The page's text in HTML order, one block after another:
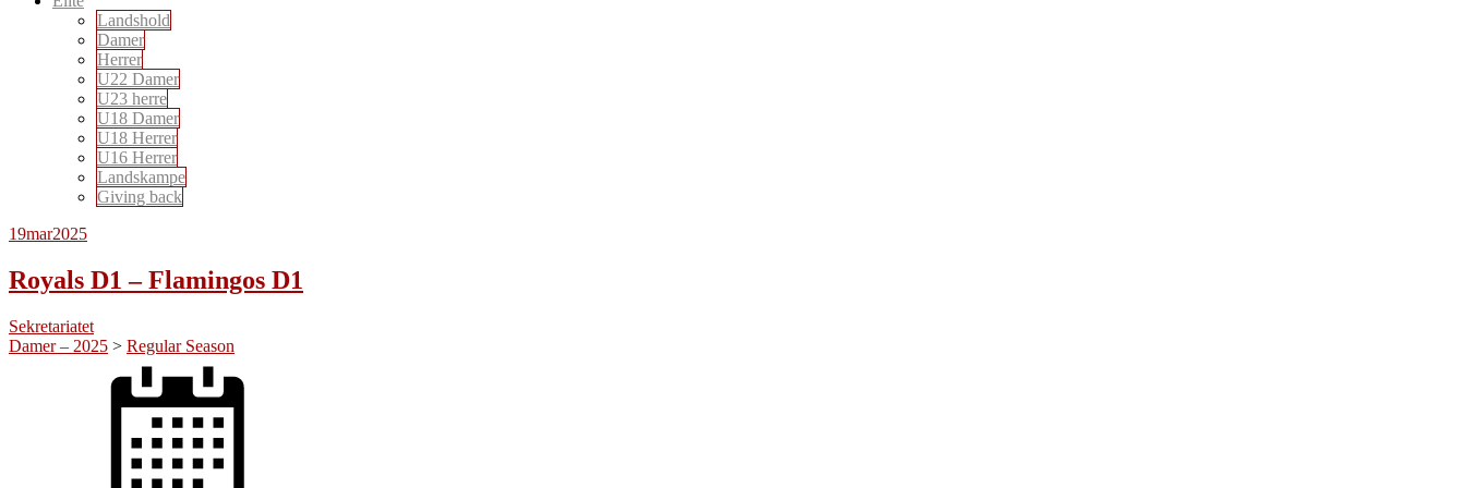
Landshold
Damer
Herrer
U22 Damer
U23 herre
U18 Damer
U18 Herrer
U16 Herrer
Landskampe
Giving back
19mar2025
Royals D1 – Flamingos D1
Sekretariatet
Damer – 2025 > Regular Season